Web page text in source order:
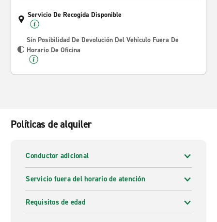
Servicio De Recogida Disponible
Sin Posibilidad De Devolución Del Vehículo Fuera De
Horario De Oficina
Políticas de alquiler
Conductor adicional
Servicio fuera del horario de atención
Requisitos de edad